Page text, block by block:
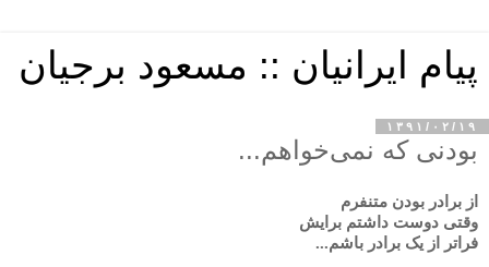
پیام ایرانیان :: مسعود برجیان
۱۳۹۱/۰۲/۱۹
بودنی که نمی‌خواهم...
از برادر بودن متنفرم
وقتی دوست داشتم برایش
فراتر از یک برادر باشم...